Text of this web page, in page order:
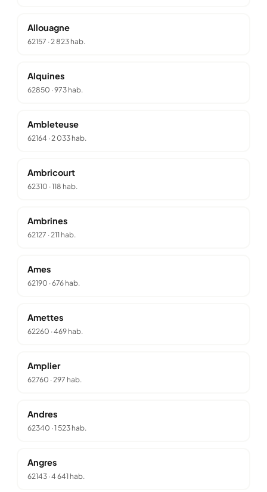
Allouagne
62157 ·2 823 hab.
Alquines
62850 ·973 hab.
Ambleteuse
62164 ·2 033 hab.
Ambricourt
62310 ·118 hab.
Ambrines
62127 ·211 hab.
Ames
62190 ·676 hab.
Amettes
62260 ·469 hab.
Amplier
62760 ·297 hab.
Andres
62340 ·1 523 hab.
Angres
62143·4 641 hab.